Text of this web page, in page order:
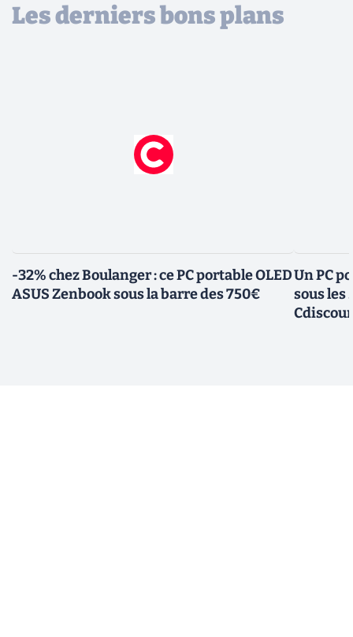
Les derniers bons plans
-32% chez Boulanger : ce PC portable OLED
ASUS Zenbook sous la barre des 750€
Un PC
sous les